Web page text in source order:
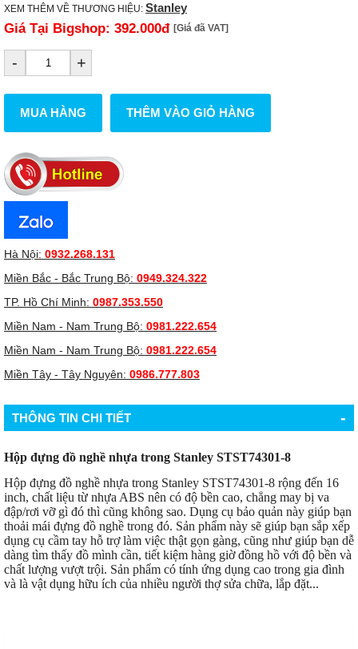
XEM THÊM VỀ THƯƠNG HIỆU: Stanley
Giá Tại Bigshop: 392.000đ [Giá đã VAT]
- +
MUA HÀNG THÊM VÀO GIỎ HÀNG
Hà Nội: 0932.268.131
Miền Bắc - Bắc Trung Bộ: 0949.324.322
TP. Hồ Chí Minh: 0987.353.550
Miền Nam - Nam Trung Bộ: 0981.222.654
Miền Nam - Nam Trung Bộ: 0981.222.654
Miền Tây - Tây Nguyên: 0986.777.803
THÔNG TIN CHI TIẾT -
Hộp đựng đồ nghề nhựa trong Stanley STST74301-8
Hộp đựng đồ nghề nhựa trong Stanley STST74301-8 rộng đến 16
inch, chất liệu từ nhựa ABS nên có độ bền cao, chẳng may bị va
đập/rơi vỡ gì đó thì cũng không sao. Dụng cụ bảo quản này giúp bạn
thoải mái đựng đồ nghề trong đó. Sản phẩm này sẽ giúp bạn sắp xếp
dụng cụ cầm tay hỗ trợ làm việc thật gọn gàng, cũng như giúp bạn dễ
dàng tìm thấy đồ mình cần, tiết kiệm hàng giờ đồng hồ với độ bền và
chất lượng vượt trội. Sản phẩm có tính ứng dụng cao trong gia đình
và là vật dụng hữu ích của nhiều người thợ sửa chữa, lắp đặt...